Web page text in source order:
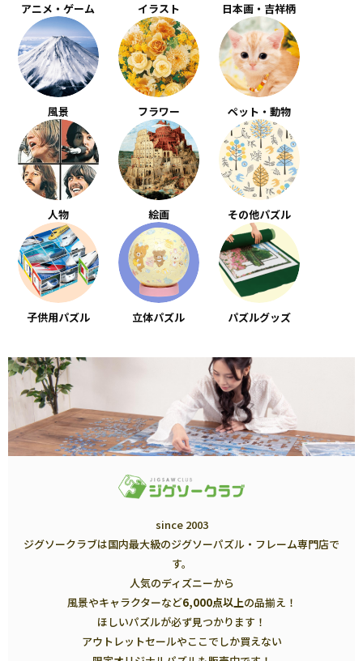
アニメ・ゲーム イラスト 日本画・吉祥柄
風景 フラワー ペット・動物
人物 絵画 その他パズル
子供用パズル 立体パズル パズルグッズ
since 2003
ジグソークラブは国内最大級のジグソーパズル・フレーム専門店で
す。
人気のディズニーから
風景やキャラクターなど6,000点以上の品揃え！
ほしいパズルが必ず見つかります！
アウトレットセールやここでしか買えない